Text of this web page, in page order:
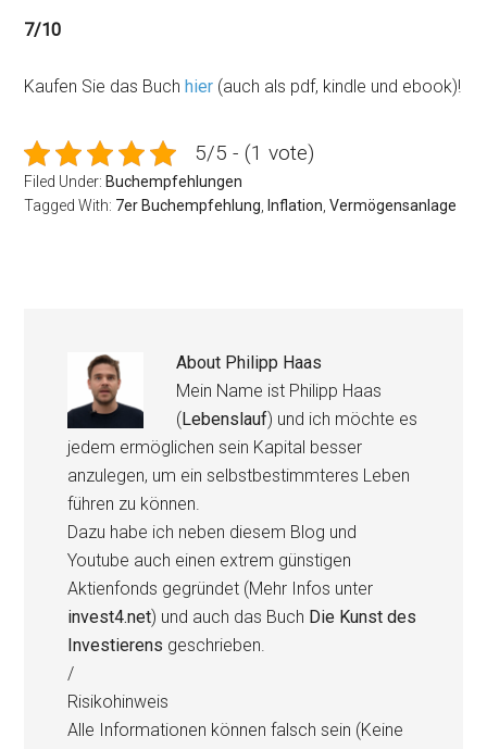
7/10
Kaufen Sie das Buchhier (auch als pdf, kindle und ebook)!
5/5 - (1 vote)
Filed Under: Buchempfehlungen
Tagged With: 7er Buchempfehlung Inflation ,Vermögensanlage
About Philipp Haas
Mein Name ist Philipp Haas
(Lebenslauf) und ich möchte es
jedem ermöglichen sein Kapital besser
anzulegen, um ein selbstbestimmteres Leben
führen zu können.
Dazu habe ich neben diesem Blog und
Youtube auch einen extrem günstigen
Aktienfonds gegründet (Mehr Infos unter
invest4.net) und auch das Buch Die Kunst des
Investierens geschrieben.
/
Risikohinweis
Alle Informationen können falsch sein (Keine